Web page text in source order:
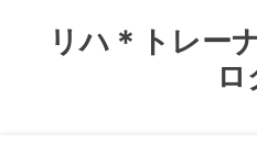
リハ＊トレー
ロ